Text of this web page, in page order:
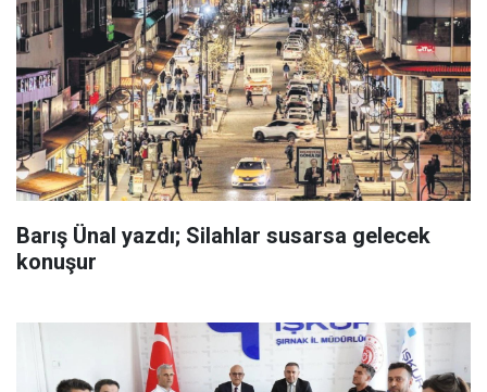
Barış Ünal yazdı; Silahlar susarsa gelecek
konuşur